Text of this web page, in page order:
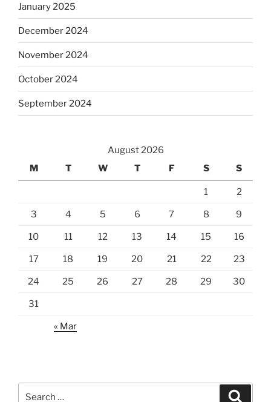
January 2025
December 2024
November 2024
October 2024
September 2024
August 2026
M
T W T F S S
1 2
3 4 5 6 7 8 9
10 11 12 13 14 15 16
17 18 19 20 21 22 23
24 25 26 27 28 29 30
31
« Mar